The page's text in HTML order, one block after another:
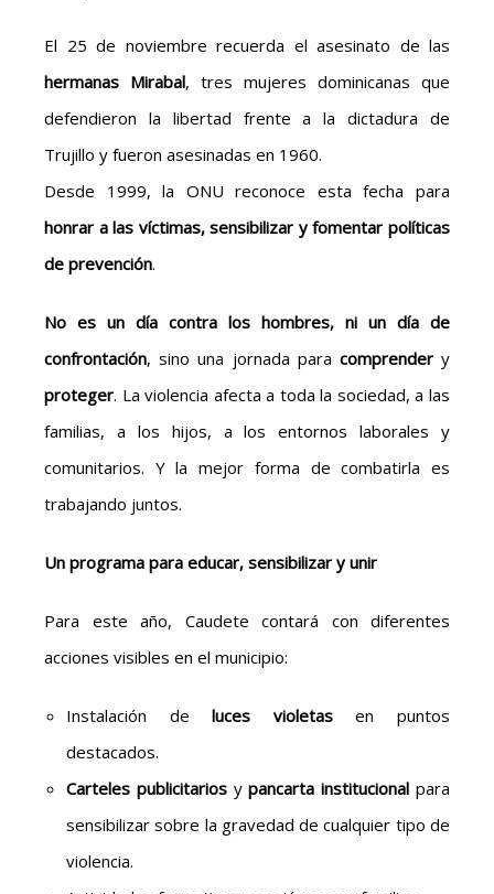
El 25 de noviembre recuerda el asesinato de las
hermanas Mirabal, tres mujeres dominicanas que
defendieron la libertad frente a la dictadura de
Trujillo y fueron asesinadas en 1960.
Desde 1999, la ONU reconoce esta fecha para
honrar a las víctimas, sensibilizar y fomentar políticas
de prevención.
No es un día contra los hombres, ni un día de
confrontación, sino una jornada para comprendery
proteger. La violencia afecta a toda la sociedad, a las
familias, a los hijos, a los entornos laborales y
comunitarios. Y la mejor forma de combatirla es
trabajando juntos.
Un programa para educar, sensibilizar y unir
Para este año, Caudete contará con diferentes
acciones visibles en el municipio:
Instalación deluces violetasen puntos
destacados.
Carteles publicitariosypancarta institucional para
sensibilizar sobre la gravedad de cualquier tipo de
violencia.